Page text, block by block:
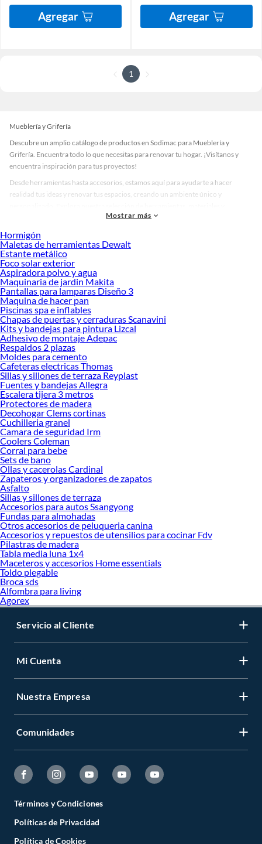
Agregar Agregar
1
Mueblería y Grifería
Descubre un amplio catálogo de productos en Sodimac para Mueblería y
Grifería. Encuentra todo lo que necesitas para renovar tu hogar. ¡Visítanos y
encuentra inspiración para tus proyectos!
Desde herramientas hasta accesorios, estamos aquí para ayudarte a hacer
realidad tus ideas y renovar tus espacios, creando un ambiente único y
accesorios de calidad que te ayudarán a crear un espacio más tú.
Desde remodelaciones hasta proyectos de decoración, estamos aquí para hacer
tus ideas realidad. ¡Visítanos y encuentra todo lo que tenemos para ofrecerte en
Mueblería y Grifería!
Explora la variedad de productos de Mueblería y Grifería en Sodimac
Herramientas, materiales y accesorios de calidad para tus proyectos y
renovación de espacios. ¡Visítanos y descubre todo lo que tenemos para
ofrecerte!
Encuentra una amplia variedad de productos de Mueblería y Grifería en
Sodimac. Encuentra todo lo necesario para tus proyectos de renovación y
decoración. ¡Visítanos y haz tus ideas realidad!
Mostrar más
Hormigón
Maletas de herramientas Dewalt
Estante metálico
Foco solar exterior
Aspiradora polvo y agua
Maquinaria de jardin Makita
Pantallas para lamparas Diseño 3
Maquina de hacer pan
Piscinas spa e inflables
Chapas de puertas y cerraduras Scanavini
Kits y bandejas para pintura Lizcal
Adhesivo de montaje Adepac
Respaldos 2 plazas
Moldes para cemento
Cafeteras electricas Thomas
Sillas y sillones de terraza Reyplast
Fuentes y bandejas Allegra
Escalera tijera 3 metros
Protectores de madera
Decohogar Clems cortinas
Cuchilleria granel
Camara de seguridad Irm
Coolers Coleman
Corral para bebe
Sets de bano
Ollas y cacerolas Cardinal
Zapateros y organizadores de zapatos
Asfalto
Sillas y sillones de terraza
Accesorios para autos Ssangyong
Fundas para almohadas
Otros accesorios de peluqueria canina
Accesorios y repuestos de utensilios para cocinar Fdv
Pilastras de madera
Tabla media luna 1x4
Maceteros y accesorios Home essentials
Toldo plegable
Broca sds
Alfombra para living
Agorex
Servicio al Cliente
Mi Cuenta
Nuestra Empresa
Comunidades
Términos y Condiciones
Políticas de Privacidad
Política de Cookies